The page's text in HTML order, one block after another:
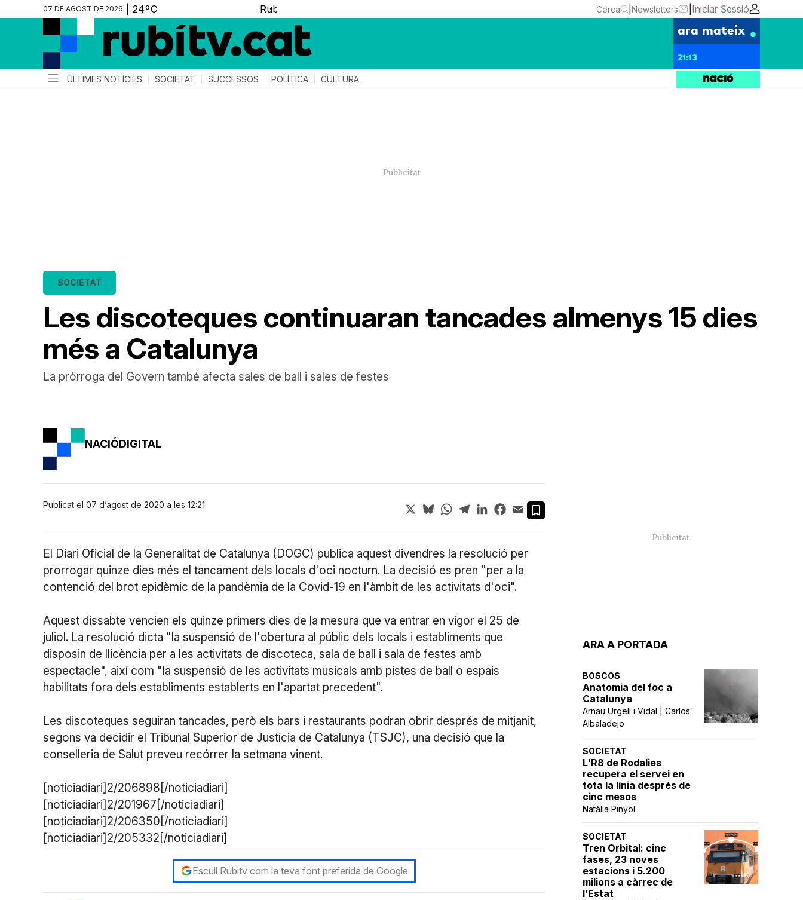
07 DE AGOST DE 2026 ▼ Cerca Newsletters Iniciar Sessió
ara mateix
21:13
ÚLTIMES NOTÍCIES SOCIETAT SUCCESSOS POLÍTICA CULTURA
Les discoteques continuaran tancades almenys 15 dies
més a Catalunya
SOCIETAT
La pròrroga del Govern també afecta sales de ball i sales de festes
ARA A PORTADA
BOSCOS
Anatomia del foc a
Catalunya
Arnau Urgell i Vidal | Carlos
Albaladejo
SOCIETAT
L'R8 de Rodalies
recupera el servei en
tota la línia després de
cinc mesos
Natàlia Pinyol
SOCIETAT
Tren Orbital: cinc
fases, 23 noves
estacions i 5.200
milions a càrrec de
l’Estat
NACIÓDIGITAL
Publicat el 07 d’agost de 2020 a les 12:21 X BlueskyWhatsApp
TelegramLinkedInFacebook
Email
El Diari Oficial de la Generalitat de Catalunya (DOGC) publica aquest divendres la resolució per
prorrogar quinze dies més el tancament dels locals d'oci nocturn. La decisió es pren "per a la
contenció del brot epidèmic de la pandèmia de la Covid-19 en l'àmbit de les activitats d'oci".
Aquest dissabte vencien els quinze primers dies de la mesura que va entrar en vigor el 25 de
juliol. La resolució dicta "la suspensió de l'obertura al públic dels locals i establiments que
disposin de llicència per a les activitats de discoteca, sala de ball i sala de festes amb
espectacle", així com "la suspensió de les activitats musicals amb pistes de ball o espais
habilitats fora dels establiments establerts en l'apartat precedent".
Les discoteques seguiran tancades, però els bars i restaurants podran obrir després de mitjanit,
segons va decidir el Tribunal Superior de Justícia de Catalunya (TSJC), una decisió que la
conselleria de Salut preveu recórrer la setmana vinent.
[noticiadiari]2/206898[/noticiadiari]
[noticiadiari]2/201967[/noticiadiari]
[noticiadiari]2/206350[/noticiadiari]
[noticiadiari]2/205332[/noticiadiari]
Escull Rubitv com la teva font preferida de Google